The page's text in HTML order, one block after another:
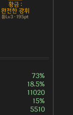
황금 :
완전한 광휘
튠Lv3 · 195pt
73%
18.5%
11020
15%
5510